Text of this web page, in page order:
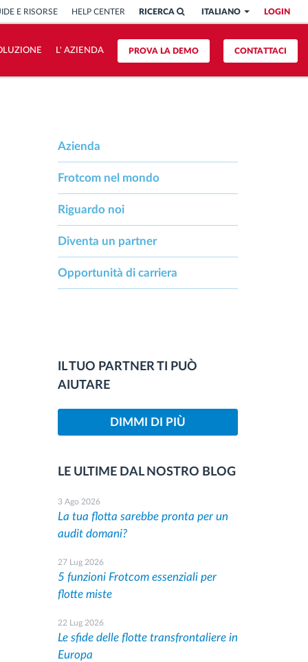
LOGIN
ITALIANO
RICERCA
E RISORSE HELP CENTER
CONTATTACI
PROVA LA DEMO
L' AZIENDA
Azienda
Frotcom nel mondo
Riguardo noi
Diventa un partner
Opportunità di carriera
IL TUO PARTNER TI PUÒ
AIUTARE
DIMMI DI PIÙ
LE ULTIME DAL NOSTRO BLOG
3 Ago 2026
La tua flotta sarebbe pronta per un
audit domani?
27 Lug 2026
5 funzioni Frotcom essenziali per
flotte miste
22 Lug 2026
Le sfide delle flotte transfrontaliere in
Europa